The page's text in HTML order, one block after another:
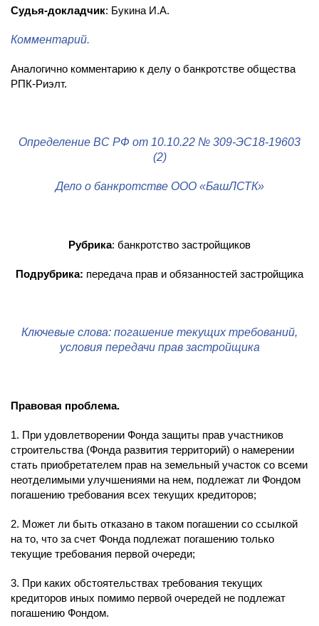
Судья-докладчик: Букина И.А.
Комментарий.
Аналогично комментарию к делу о банкротстве общества
РПК-Риэлт.
Определение ВС РФ от 10.10.22 № 309-ЭС18-19603
(2)
Дело о банкротстве ООО «БашЛСТК»
Рубрика: банкротство застройщиков
Подрубрика: передача прав и обязанностей застройщика
Ключевые слова: погашение текущих требований,
условия передачи прав застройщика
Правовая проблема.
1. При удовлетворении Фонда защиты прав участников
строительства (Фонда развития территорий) о намерении
стать приобретателем прав на земельный участок со всеми
неотделимыми улучшениями на нем, подлежат ли Фондом
погашению требования всех текущих кредиторов;
2. Может ли быть отказано в таком погашении со ссылкой
на то, что за счет Фонда подлежат погашению только
текущие требования первой очереди;
3. При каких обстоятельствах требования текущих
кредиторов иных помимо первой очередей не подлежат
погашению Фондом.